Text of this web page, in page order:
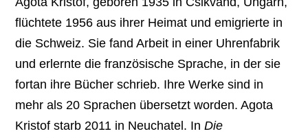
flüchtete 1956 aus ihrer Heimat und emigrierte in
die Schweiz. Sie fand Arbeit in einer Uhrenfabrik
und erlernte die französische Sprache, in der sie
fortan ihre Bücher schrieb. Ihre Werke sind in
mehr als 20 Sprachen übersetzt worden. Agota
Kristof starb 2011 in Neuchatel. InDie